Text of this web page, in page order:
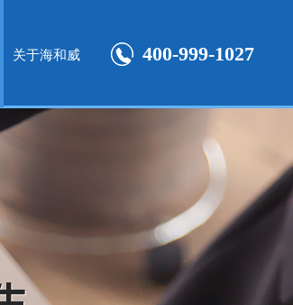
400-999-1027
关于海和威